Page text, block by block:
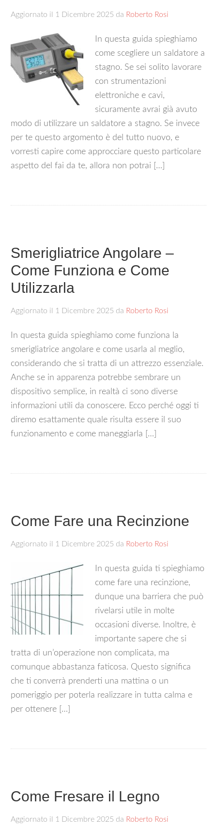
Aggiornato il 1 Dicembre 2025 da Roberto Rosi
In questa guida spieghiamo
come scegliere un saldatore a
stagno. Se sei solito lavorare
con strumentazioni
elettroniche e cavi,
sicuramente avrai già avuto
modo di utilizzare un saldatore a stagno. Se invece
per te questo argomento è del tutto nuovo, e
vorresti capire come approcciare questo particolare
aspetto del fai da te, allora non potrai […]
Smerigliatrice Angolare –
Come Funziona e Come
Utilizzarla
Aggiornato il 1 Dicembre 2025 da Roberto Rosi
In questa guida spieghiamo come funziona la
smerigliatrice angolare e come usarla al meglio,
considerando che si tratta di un attrezzo essenziale.
Anche se in apparenza potrebbe sembrare un
dispositivo semplice, in realtà ci sono diverse
informazioni utili da conoscere. Ecco perché oggi ti
diremo esattamente quale risulta essere il suo
funzionamento e come maneggiarla […]
Come Fare una Recinzione
Aggiornato il 1 Dicembre 2025 da Roberto Rosi
In questa guida ti spieghiamo
come fare una recinzione,
dunque una barriera che può
rivelarsi utile in molte
occasioni diverse. Inoltre, è
importante sapere che si
tratta di un’operazione non complicata, ma
comunque abbastanza faticosa. Questo significa
che ti converrà prenderti una mattina o un
pomeriggio per poterla realizzare in tutta calma e
per ottenere […]
Come Fresare il Legno
Aggiornato il 1 Dicembre 2025 da Roberto Rosi